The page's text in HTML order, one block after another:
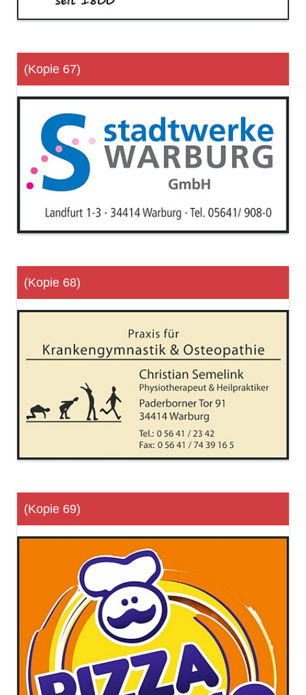
(Kopie 67)
(Kopie 68)
(Kopie 69)